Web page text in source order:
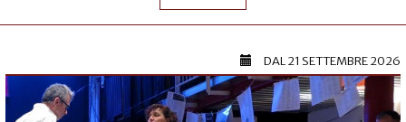
DAL21 SETTEMBRE 2026